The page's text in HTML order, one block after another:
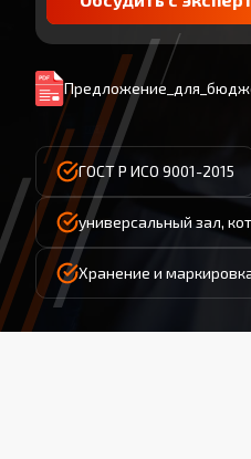
ГОСТ Р ИСО 9001-2015
универсальный зал,
Хранение и